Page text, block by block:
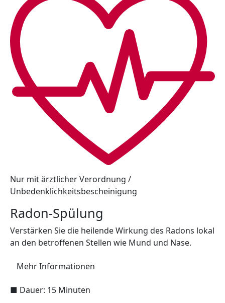
Nur mit ärztlicher Verordnung /
Unbedenklichkeitsbescheinigung
Radon-Spülung
Verstärken Sie die heilende Wirkung des Radons lokal
an den betroffenen Stellen wie Mund und Nase.
Mehr Informationen
■ Dauer: 15 Minuten